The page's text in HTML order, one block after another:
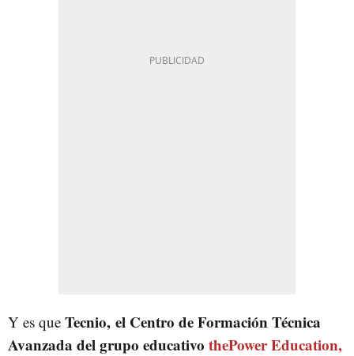
Y es que Tecnio, el Centro de Formación Técnica
Avanzada del grupo educativo thePower Education,